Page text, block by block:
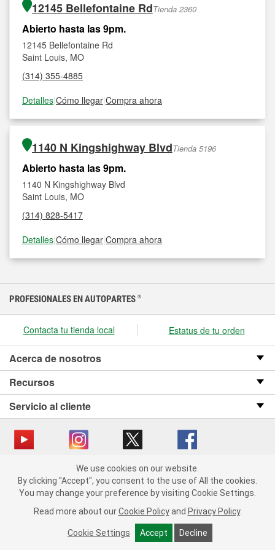
12145 Bellefontaine RdTienda 2360
Abierto hasta las 9pm.
12145 Bellefontaine Rd
Saint Louis, MO
(314) 355-4885
Detalles|Cómo llegar|Compra ahora
1140 N Kingshighway BlvdTienda 5196
Abierto hasta las 9pm.
1140 N Kingshighway Blvd
Saint Louis, MO
(314) 828-5417
Detalles|Cómo llegar|Compra ahora
We use cookies on our website. By clicking "Accept", you consent
to the use of All the cookies.
You may change your preference by visiting Cookie Settings.
Read more about our Cookie Policy and Privacy Policy.
Cookie Settings Accept Decline
PROFESIONALES EN AUTOPARTES ®
Contacta tu tienda local Estatus de tu orden
Acerca de nosotros
Recursos
Servicio al cliente
Copyright © 2008-2026 O’Reilly Auto Parts v OST_3.2.0.0.729 (3) cv1361
catalog_main
Política de privacidad
Ley de transparencia en las cadenas de suministro
de California
We use cookies on our website.
By clicking "Accept", you consent to the use of All the cookies.
You may change your preference by visiting Cookie Settings.
Read more about our Cookie Policy and Privacy Policy.
Cookie Settings Accept Decline